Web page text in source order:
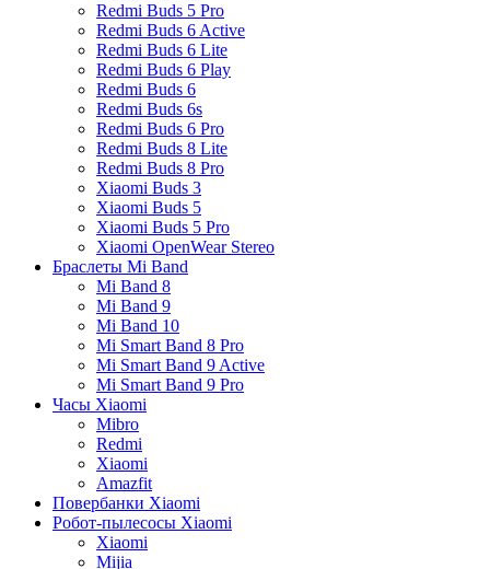
Redmi Buds 5 Pro
Redmi Buds 6 Active
Redmi Buds 6 Lite
Redmi Buds 6 Play
Redmi Buds 6
Redmi Buds 6s
Redmi Buds 6 Pro
Redmi Buds 8 Lite
Redmi Buds 8 Pro
Xiaomi Buds 3
Xiaomi Buds 5
Xiaomi Buds 5 Pro
Xiaomi OpenWear Stereo
Браслеты Mi Band
Mi Band 8
Mi Band 9
Mi Band 10
Mi Smart Band 8 Pro
Mi Smart Band 9 Active
Mi Smart Band 9 Pro
Часы Xiaomi
Mibro
Redmi
Xiaomi
Amazfit
Повербанки Xiaomi
Робот-пылесосы Xiaomi
Xiaomi
Mijia